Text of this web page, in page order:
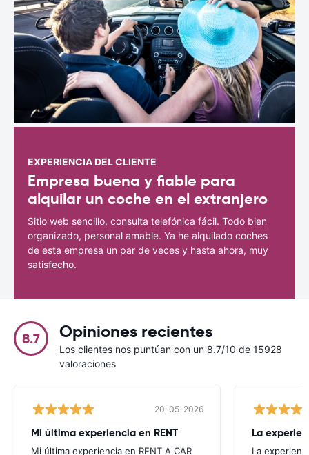
EXPERIENCIA DEL CLIENTE
Empresa buena y fiable para
alquilar un coche en el extranjero
Sitio web sencillo, consulta telefónica fácil. Todo bien
organizado, personal amable. Ya he alquilado coches
de esta empresa un par de veces y hasta ahora, muy
satisfecho.
8.7 Opiniones recientes
Los clientes nos puntúan con un 8.7/10 de 15928
valoraciones
20-05-2026
Mi última experiencia en RENT
Mi última experiencia en RENT A CAR
La
La